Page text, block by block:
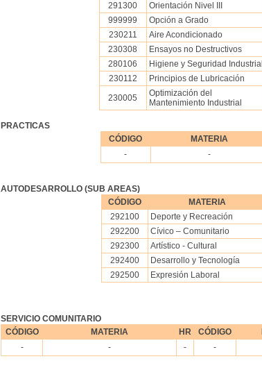
291300
Orientación Nivel III
999999
Opción a Grado
230211
Aire Acondicionado
230308
Ensayos no Destructivos
280106
Higiene y Seguridad Industrial
230112
Principios de Lubricación
230005
Optimización del
Mantenimiento Industrial
PRACTICAS
CÓDIGO
MATERIA
-
-
AUTODESARROLLO (SUB AREAS)
CÓDIGO
MATERIA
292100
Deporte y Recreación
292200
Cívico – Comunitario
292300
Artístico - Cultural
292400
Desarrollo y Tecnología
292500
Expresión Laboral
SERVICIO COMUNITARIO
CÓDIGO
MATERIA HR CÓDIGO
-
- - -